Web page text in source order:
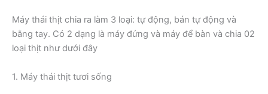
Máy thái thịt chia ra làm 3 loại: tự động, bán tự động và
bằng tay. Có 2 dạng là máy đứng và máy để bàn và chia 02
loại thịt như dưới đây
1. Máy thái thịt tươi sống